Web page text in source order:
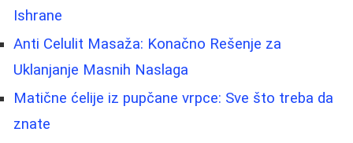
Ishrane
Anti Celulit Masaža: Konačno Rešenje za
Uklanjanje Masnih Naslaga
Matične ćelije iz pupčane vrpce: Sve što treba da
znate